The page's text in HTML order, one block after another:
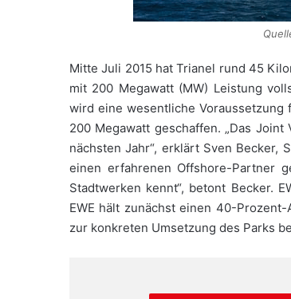
Mitte Juli 2015 hat Trianel rund 45
mit 200 Megawatt (MW) Leistung
wird eine wesentliche
200 Megawatt geschaffen. „Das
nächsten Jahr“, erklärt Sven Becker,
einen erfahrenen Offshore-Partner
Stadtwerken kennt“, betont Becker.
EWE hält zunächst einen 40-
zur konkreten Umsetzung des Parks